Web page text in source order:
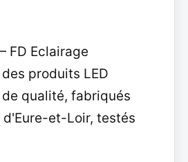
FD Eclairage
produits LED
qualité, fabriqués
d'Eure-et-Loir, testés